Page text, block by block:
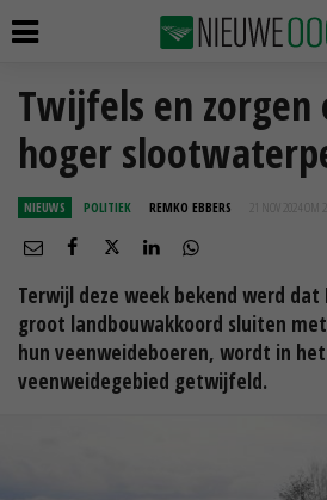
Twijfels en zorgen
hoger
NIEUWS POLITIEK REMKO EBBERS 21 NOV 2024 OM
Terwijl deze week bekend werd dat
groot landbouwakkoord sluiten
hun veenweideboeren, wordt in
veenweidegebied getwijfeld.